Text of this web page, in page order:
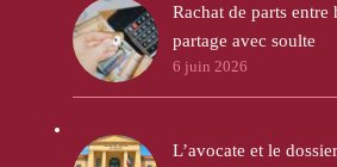
Rachat de parts
partage avec soulte
6 juin 2026
L’avocate et le